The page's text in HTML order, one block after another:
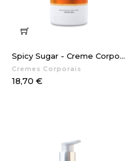
Spicy Sugar - Creme Corpo...
Cremes Corporais
Preço
18,70 €